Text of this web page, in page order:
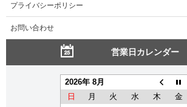
プライバシーポリシー
お問い合わせ
営業日カレンダー
2026年 8月
日
月 火 水 木 金